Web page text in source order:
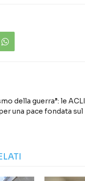
della guerra”: le ACLI
una pace fondata sul